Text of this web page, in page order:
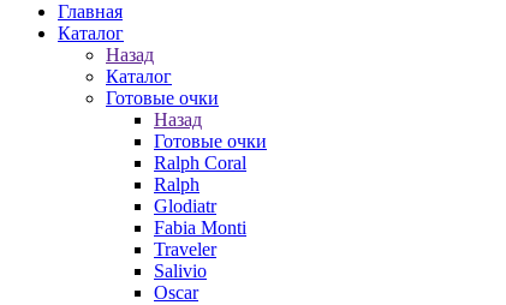
Главная
Каталог
Назад
Каталог
Готовые очки
Назад
Готовые очки
Ralph Coral
Ralph
Glodiatr
Fabia Monti
Traveler
Salivio
Oscar